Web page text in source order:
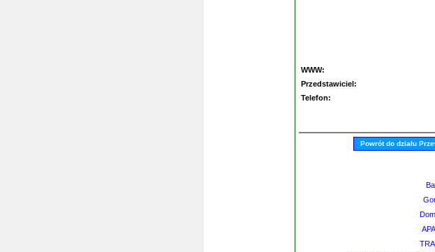
WWW:
Przedstawiciel:
Telefon:
Powrót do działu